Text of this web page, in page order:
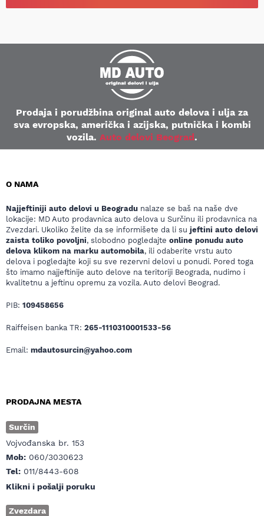
Prodaja i porudžbina original auto delova i ulja za
sva evropska, američka i azijska, putnička i kombi
vozila. Auto delovi Beograd.
O NAMA
Najjeftiniji auto delovi u Beogradu nalaze se baš na naše dve
lokacije: MD Auto prodavnica auto delova u Surčinu ili prodavnica na
Zvezdari. Ukoliko želite da se informišete da li su jeftini auto delovi
zaista toliko povoljni, slobodno pogledajte online ponudu auto
delova klikom na marku automobila, ili odaberite vrstu auto
delova i pogledajte koji su sve rezervni delovi u ponudi. Pored toga
što imamo najjeftinije auto delove na teritoriji Beograda, nudimo i
kvalitetnu a jeftinu opremu za vozila. Auto delovi Beograd.
PIB: 109458656
Raiffeisen banka TR: 265-1110310001533-56
Email: mdautosurcin@yahoo.com
PRODAJNA MESTA
Surčin
Vojvođanska br. 153
Mob: 060/3030623
Tel: 011/8443-608
Klikni i pošalji poruku
Zvezdara